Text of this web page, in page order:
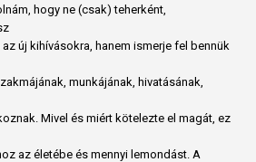
hogy ne (csak) teherként,
új kihívásokra, hanem ismerje fel bennük
munkájának, hivatásának,
Mivel és miért kötelezte el magát, ez
az életébe és mennyi lemondást. A